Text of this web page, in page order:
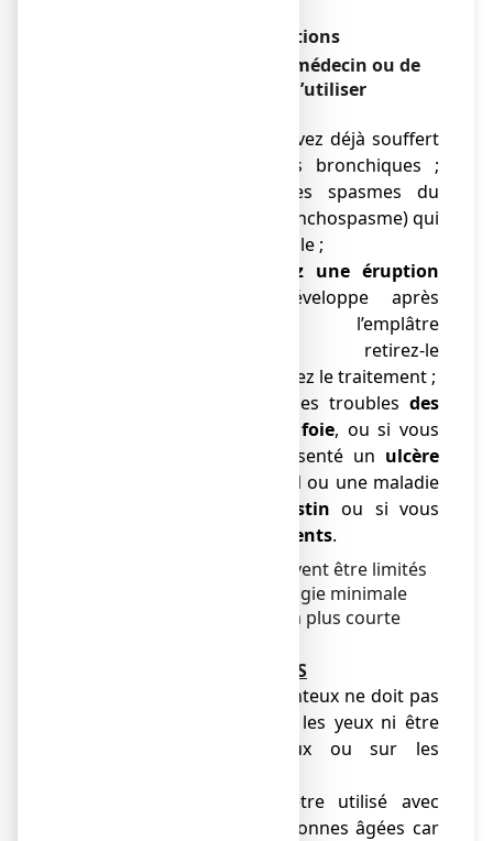
Avertissements et précautions
Demandez l’avis de votre médecin ou de
votre pharmacien avant d’utiliser
● Si vous souffrez ou avez déjà souffert
d’asthme ou d’allergies bronchiques ;
vous pouvez avoir des spasmes du
muscle bronchique (bronchospasme) qui
rend la respiration difficile ;
Si vous remarquez une éruption
qui se développe après
application de l’emplâtre
médicamenteux, retirez-le
immédiatement et arrêtez le traitement ;
● Si vous présentez des troubles des
reins, du cœur ou du foie, ou si vous
présentez ou avez présenté un ulcère
gastrique ou intestinalou une maladie
de l’intestin ou si vous
aux saignements.
Les effets indésirables peuvent être limités
par l’utilisation de la posologie minimale
efficace pendant la durée la plus courte
Précautions IMPORTANTES
● L'emplâtre médicamenteux ne doit pas
entrer en contact avec les yeux ni être
appliqué sur les yeux ou sur les
● ANTALCALM doit être utilisé avec
prudence chez les personnes âgées car